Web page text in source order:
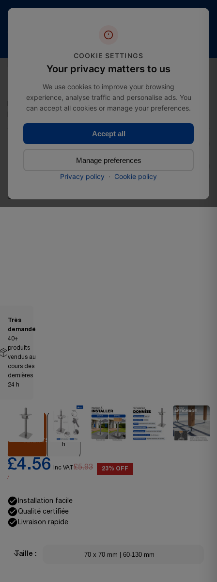
gratuite
à partir
£274.99
Assistance après publication
Embase Pied de poteau
carrée réglable à visser
SKU :
DES
CLIENTS
Expédié
sous 24
h
Très
demandé
40+
produits
vendus au
cours des
dernières
24 h
£5.93
£4.56 Inc VAT
/
23% OFF
Installation facile
Qualité certifiée
Livraison rapide
Taille : 70 x 70 mm | 60-130 mm
COOKIE SETTINGS
Your privacy matters to us
We use cookies to improve your browsing
experience, analyse traffic and personalise ads. You
can accept all cookies or manage your preferences.
Accept all
Manage preferences
Privacy policy · Cookie policy